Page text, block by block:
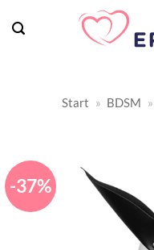
Inhalt
Start » BDSM »
-37%